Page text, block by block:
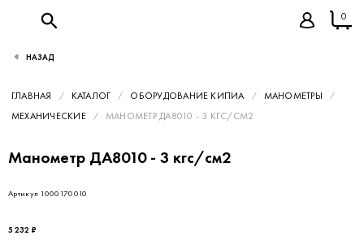
0
ГЛАВНАЯ КАТАЛОГ ОБОРУДОВАНИЕ КИПИА
МАНОМЕТРЫ
МЕХАНИЧЕСКИЕ
МАНОМЕТР ДА8010 - 3 КГС/СМ2
Манометр ДА8010 - 3 кгс/см2
Артикул 1000170010
5 232 ₽
НАЗАД